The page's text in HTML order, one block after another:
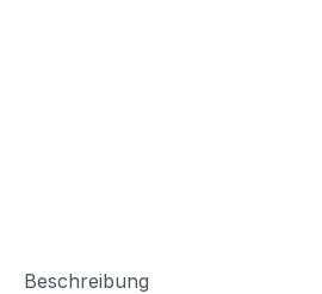
Beschreibung